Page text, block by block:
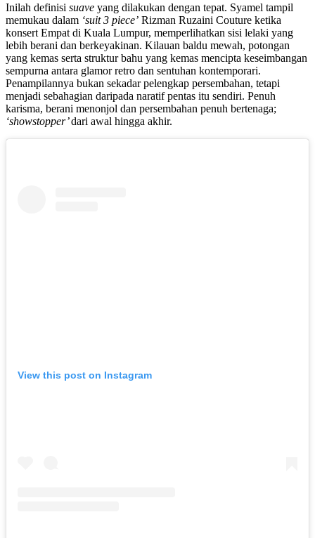
Inilah definisi suave yang dilakukan dengan tepat. Syamel tampil
memukau dalam ‘suit 3 piece’ Rizman Ruzaini Couture ketika
konsert Empat di Kuala Lumpur, memperlihatkan sisi lelaki yang
lebih berani dan berkeyakinan. Kilauan baldu mewah, potongan
yang kemas serta struktur bahu yang kemas mencipta keseimbangan
sempurna antara glamor retro dan sentuhan kontemporari.
Penampilannya bukan sekadar pelengkap persembahan, tetapi
menjadi sebahagian daripada naratif pentas itu sendiri. Penuh
karisma, berani menonjol dan persembahan penuh bertenaga;
‘showstopper’dari awal hingga akhir.
View this post on Instagram